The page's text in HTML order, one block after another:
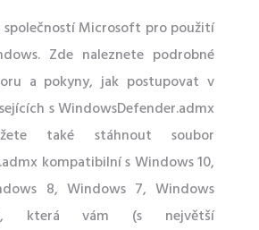
Microsoft pro použití
Zde naleznete podrobné
a pokyny, jak postupovat v
s WindowsDefender.admx
také stáhnout soubor
kompatibilní s Windows 10,
8, Windows 7, Windows
která vám (s největší